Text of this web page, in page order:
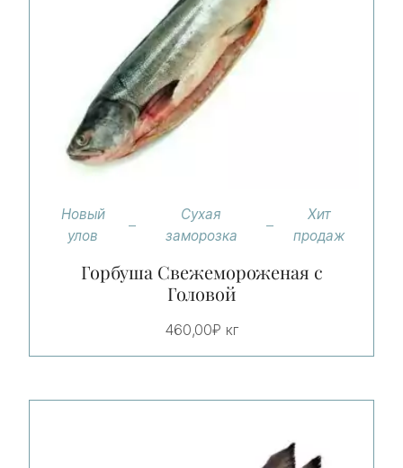
Новый
улов
Сухая
заморозка
Хит
продаж
Горбуша Свежемороженая с
Головой
460,00₽ кг